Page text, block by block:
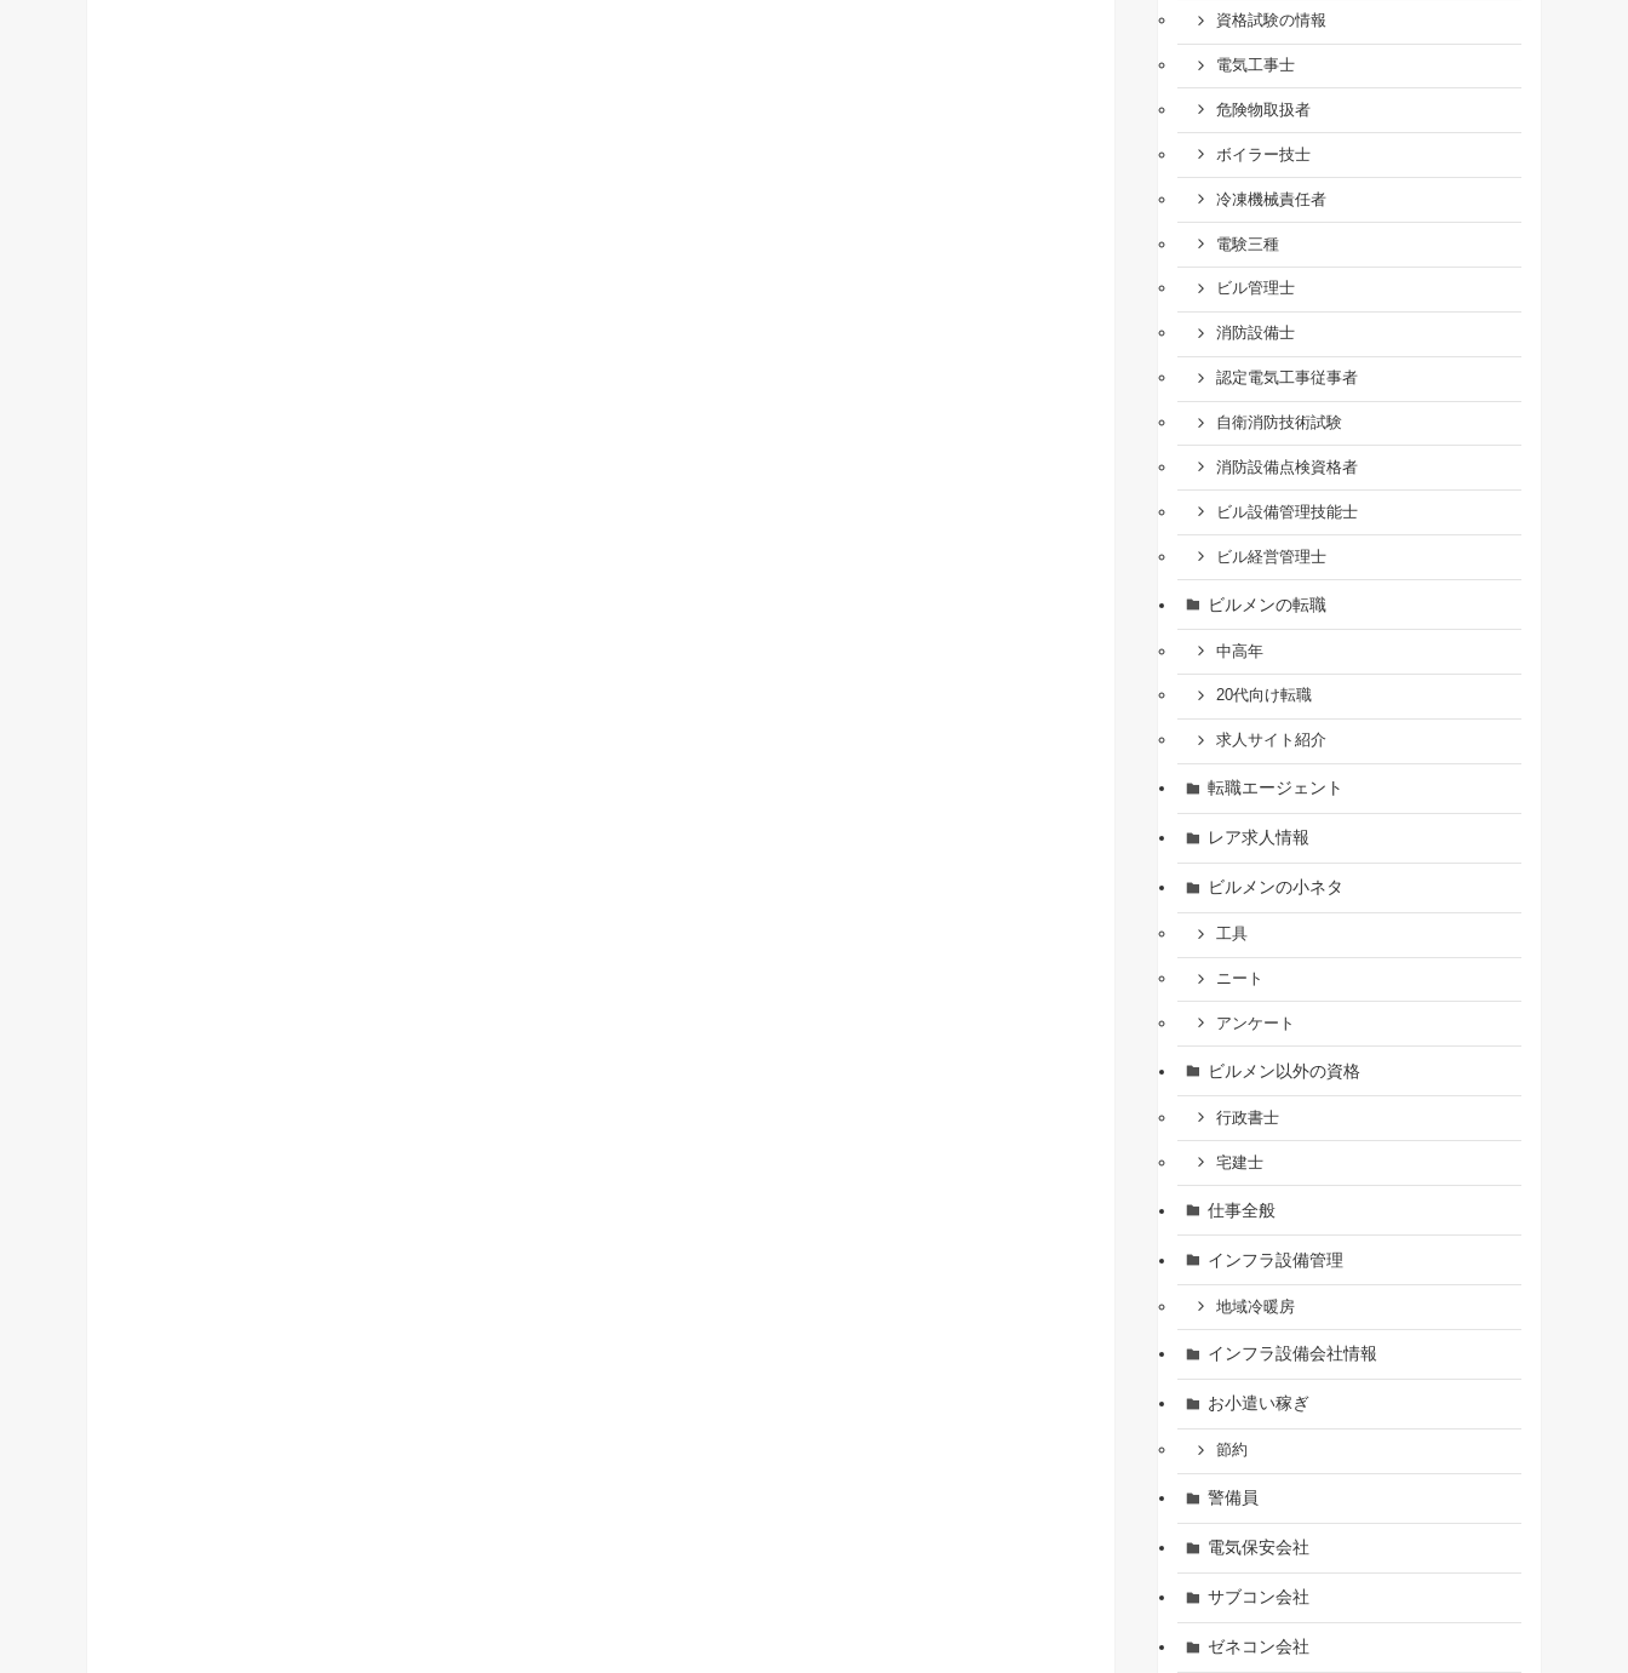
資格試験の情報
電気工事士
危険物取扱者
ボイラー技士
冷凍機械責任者
電験三種
ビル管理士
消防設備士
認定電気工事従事者
自衛消防技術試験
消防設備点検資格者
ビル設備管理技能士
ビル経営管理士
ビルメンの転職
中高年
20代向け転職
求人サイト紹介
転職エージェント
レア求人情報
ビルメンの小ネタ
工具
ニート
アンケート
ビルメン以外の資格
行政書士
宅建士
仕事全般
インフラ設備管理
地域冷暖房
インフラ設備会社情報
お小遣い稼ぎ
節約
警備員
電気保安会社
サブコン会社
ゼネコン会社